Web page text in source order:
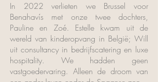
In 2022 verlieten we Brussel voor
Benahavís met onze twee dochters,
Pauline en Zoé. Estelle kwam uit de
wereld van kinderopvang in België; Will
uit consultancy in bedrijfscatering en luxe
hospitality. We hadden geen
vastgoedervaring. Alleen de droom van